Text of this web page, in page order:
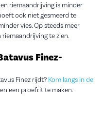
riemaandrijving is minder
ook niet gesmeerd te
vies. Op steeds meer
te zien.
Finez-
Finez rijdt? Kom langs in de
een proefrit te maken.